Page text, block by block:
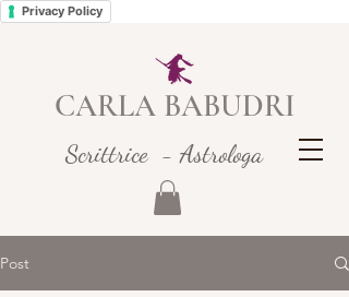
Privacy Policy
CARLA BABUDRI
Scrittrice - Astrologa
Post